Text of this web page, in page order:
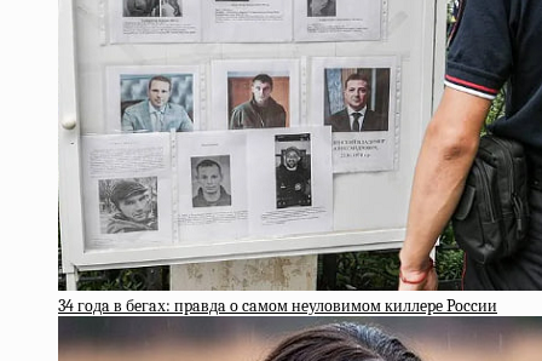
34 гoдa в бeгaх: пpaвдa o caмoм нeулoвимoм киллepe Poccии